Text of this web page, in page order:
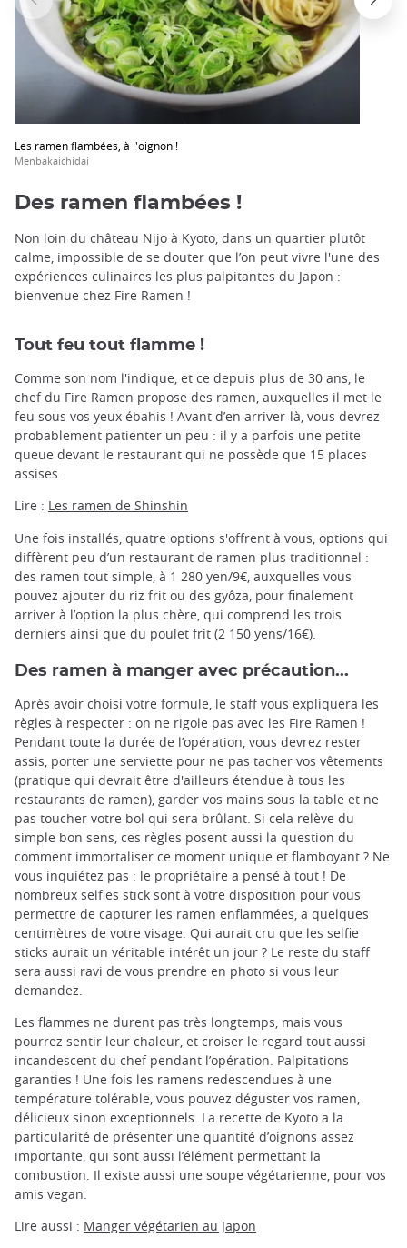
Les ramen flambées, à l'oignon !
Menbakaichidai
Des ramen flambées !
Non loin du château Nijo à Kyoto, dans un quartier plutôt
calme, impossible de se douter que l’on peut vivre l'une des
expériences culinaires les plus palpitantes du Japon :
bienvenue chez Fire Ramen !
Tout feu tout flamme !
Comme son nom l'indique, et ce depuis plus de 30 ans, le
chef du Fire Ramen propose des ramen, auxquelles il met le
feu sous vos yeux ébahis ! Avant d’en arriver-là, vous devrez
probablement patienter un peu : il y a parfois une petite
queue devant le restaurant qui ne possède que 15 places
assises.
Lire : Les ramen de Shinshin
Une fois installés, quatre options s'offrent à vous, options qui
diffèrent peu d’un restaurant de ramen plus traditionnel :
des ramen tout simple, à 1 280 yen/9€, auxquelles vous
pouvez ajouter du riz frit ou des gyôza, pour finalement
arriver à l’option la plus chère, qui comprend les trois
derniers ainsi que du poulet frit (2 150 yens/16€).
Des ramen à manger avec précaution...
Après avoir choisi votre formule, le staff vous expliquera les
règles à respecter : on ne rigole pas avec les Fire Ramen !
Pendant toute la durée de l’opération, vous devrez rester
assis, porter une serviette pour ne pas tacher vos vêtements
(pratique qui devrait être d'ailleurs étendue à tous les
restaurants de ramen), garder vos mains sous la table et ne
pas toucher votre bol qui sera brûlant. Si cela relève du
simple bon sens, ces règles posent aussi la question du
comment immortaliser ce moment unique et flamboyant ? Ne
vous inquiétez pas : le propriétaire a pensé à tout ! De
nombreux selfies stick sont à votre disposition pour vous
permettre de capturer les ramen enflammées, a quelques
centimètres de votre visage. Qui aurait cru que les selfie
sticks aurait un véritable intérêt un jour ? Le reste du staff
sera aussi ravi de vous prendre en photo si vous leur
demandez.
Les flammes ne durent pas très longtemps, mais vous
pourrez sentir leur chaleur, et croiser le regard tout aussi
incandescent du chef pendant l’opération. Palpitations
garanties ! Une fois les ramens redescendues à une
température tolérable, vous pouvez déguster vos ramen,
délicieux sinon exceptionnels. La recette de Kyoto a la
particularité de présenter une quantité d’oignons assez
importante, qui sont aussi l’élément permettant la
combustion. Il existe aussi une soupe végétarienne, pour vos
amis vegan.
Lire aussi : Manger végétarien au Japon